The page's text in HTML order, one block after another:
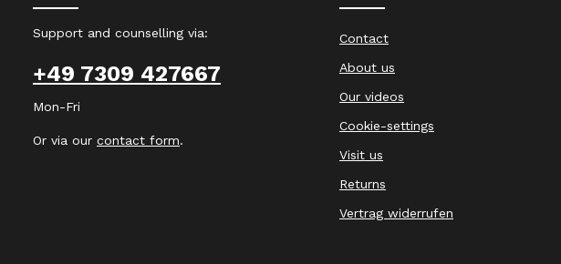
Support and counselling via:
+49 7309 427667
Mon-Fri
Or via our contact form.
Contact
About us
Our videos
Cookie-settings
Visit us
Returns
Vertrag widerrufen